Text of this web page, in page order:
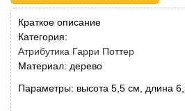
Краткое описание
Категория:
Атрибутика Гарри Поттер
Материал: дерево
Параметры: высота 5,5 см, длина